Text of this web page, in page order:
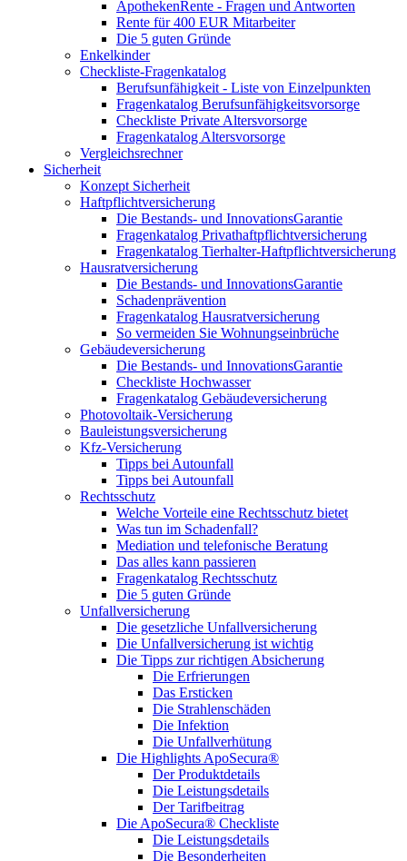
ApothekenRente - Fragen und Antworten
Rente für 400 EUR Mitarbeiter
Die 5 guten Gründe
Enkelkinder
Checkliste-Fragenkatalog
Berufsunfähigkeit - Liste von Einzelpunkten
Fragenkatalog Berufsunfähigkeitsvorsorge
Checkliste Private Altersvorsorge
Fragenkatalog Altersvorsorge
Vergleichsrechner
Sicherheit
Konzept Sicherheit
Haftpflichtversicherung
Die Bestands- und InnovationsGarantie
Fragenkatalog Privathaftpflichtversicherung
Fragenkatalog Tierhalter-Haftpflichtversicherung
Hausratversicherung
Die Bestands- und InnovationsGarantie
Schadenprävention
Fragenkatalog Hausratversicherung
So vermeiden Sie Wohnungseinbrüche
Gebäudeversicherung
Die Bestands- und InnovationsGarantie
Checkliste Hochwasser
Fragenkatalog Gebäudeversicherung
Photovoltaik-Versicherung
Bauleistungsversicherung
Kfz-Versicherung
Tipps bei Autounfall
Tipps bei Autounfall
Rechtsschutz
Welche Vorteile eine Rechtsschutz bietet
Was tun im Schadenfall?
Mediation und telefonische Beratung
Das alles kann passieren
Fragenkatalog Rechtsschutz
Die 5 guten Gründe
Unfallversicherung
Die gesetzliche Unfallversicherung
Die Unfallversicherung ist wichtig
Die Tipps zur richtigen Absicherung
Die Erfrierungen
Das Ersticken
Die Strahlenschäden
Die Infektion
Die Unfallverhütung
Die Highlights ApoSecura®
Der Produktdetails
Die Leistungsdetails
Der Tarifbeitrag
Die ApoSecura® Checkliste
Die Leistungsdetails
Die Besonderheiten